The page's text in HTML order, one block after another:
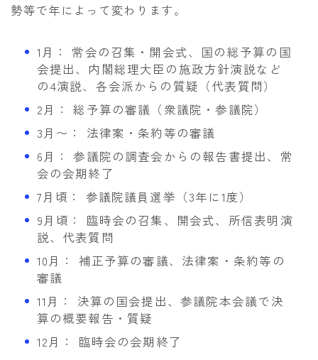
勢等で年によって変わります。
1月： 常会の召集・開会式、国の総予算の国
会提出、内閣総理大臣の施政方針演説など
の4演説、各会派からの質疑（代表質問）
2月： 総予算の審議（衆議院・参議院）
3月〜： 法律案・条約等の審議
6月： 参議院の調査会からの報告書提出、常
会の会期終了
7月頃： 参議院議員選挙（3年に1度）
9月頃： 臨時会の召集、開会式、所信表明演
説、代表質問
10月： 補正予算の審議、法律案・条約等の
審議
11月： 決算の国会提出、参議院本会議で決
算の概要報告・質疑
12月： 臨時会の会期終了